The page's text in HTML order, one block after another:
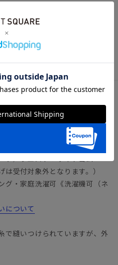
庭で簡単にお洗濯が可能です。
フィスカジュアル スラック
別売りとなります。）
は受付対象外となります。）
グ・家庭洗濯可《洗濯機可（ネ
について
縫いつけられていますが、外